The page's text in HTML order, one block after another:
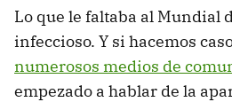
Lo que le faltaba al Mundial
infeccioso. Y si hacemos
numerosos medios de
empezado a hablar de la